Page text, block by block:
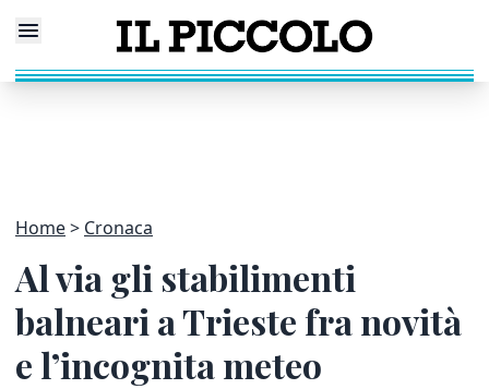
Home Cronaca
Al via gli stabilimenti
balneari a Trieste fra novità
e l’incognita meteo